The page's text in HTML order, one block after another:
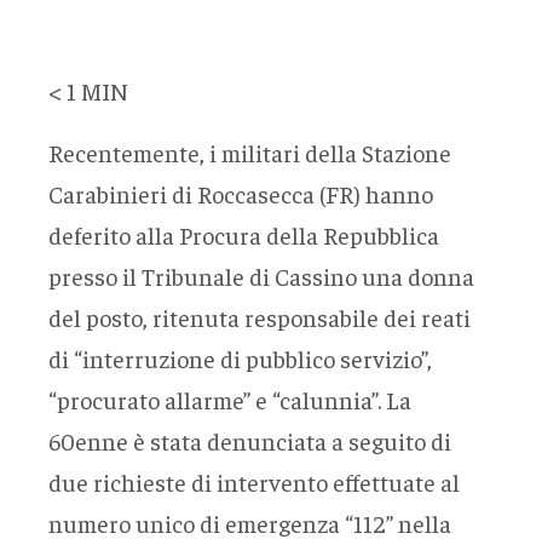
< 1 MIN
Recentemente, i militari della Stazione
Carabinieri di Roccasecca (FR) hanno
deferito alla Procura della Repubblica
presso il Tribunale di Cassino una donna
del posto, ritenuta responsabile dei reati
di “interruzione di pubblico servizio”,
“procurato allarme” e “calunnia”. La
60enne è stata denunciata a seguito di
due richieste di intervento effettuate al
numero unico di emergenza “112” nella